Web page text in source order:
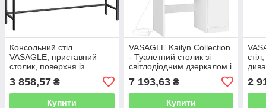
Консольний стіл
VASAGLE, приставний
столик, поверхня із
сучасний диванний
столик, легко збирається,
3 858,57 ₴
Купити
VASAGLE Kailyn Collection
- Туалетний столик зі
світлодіодним дзеркалом і
стрічкою живлення, шафа
з 2 регульованими
полицями,
7 193,63₴
Купити
2